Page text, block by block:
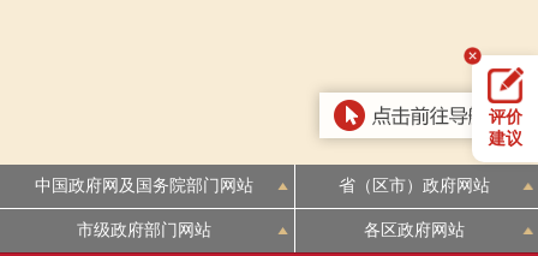
评价
建议
中国政府网及国务院部门网站 省（区市）政府网站
市级政府部门网站 各区政府网站